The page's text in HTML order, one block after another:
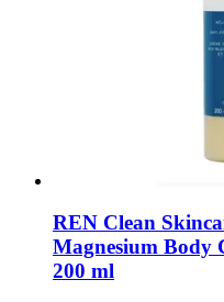
REN Clean
Magnesium Body
200 ml